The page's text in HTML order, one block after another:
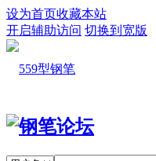
设为首页收藏本站
开启辅助访问 切换到宽版